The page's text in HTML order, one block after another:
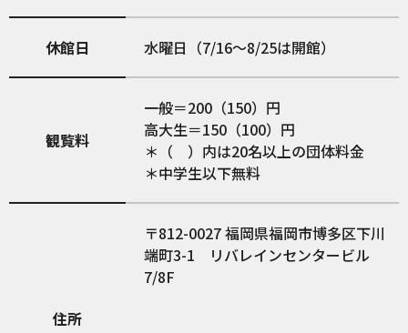
休館日 水曜日（7/16～8/25は開館）
観覧料
一般＝200（150）円
高大生＝150（100）円
＊（ ）内は20名以上の団体料金
＊中学生以下無料
住所
812-0027福岡県福岡市博多区下川
端町3-1 リバレインセンタービル
7/8F